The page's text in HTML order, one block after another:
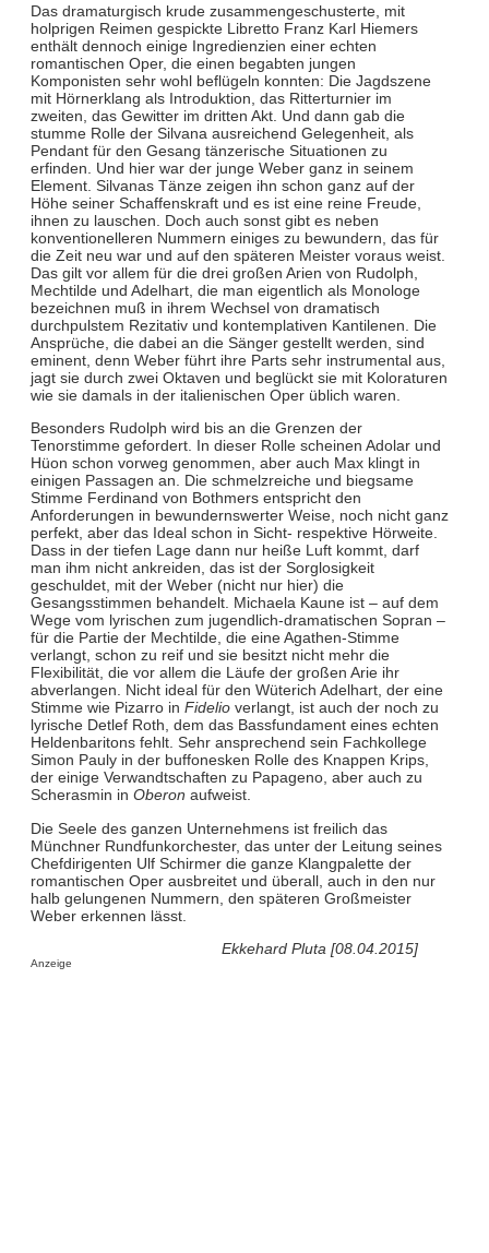
Das dramaturgisch krude zusammengeschusterte, mit
holprigen Reimen gespickte Libretto Franz Karl Hiemers
enthält dennoch einige Ingredienzien einer echten
romantischen Oper, die einen begabten jungen
Komponisten sehr wohl beflügeln konnten: Die Jagdszene
mit Hörnerklang als Introduktion, das Ritterturnier im
zweiten, das Gewitter im dritten Akt. Und dann gab die
stumme Rolle der Silvana ausreichend Gelegenheit, als
Pendant für den Gesang tänzerische Situationen zu
erfinden. Und hier war der junge Weber ganz in seinem
Element. Silvanas Tänze zeigen ihn schon ganz auf der
Höhe seiner Schaffenskraft und es ist eine reine Freude,
ihnen zu lauschen. Doch auch sonst gibt es neben
konventionelleren Nummern einiges zu bewundern, das für
die Zeit neu war und auf den späteren Meister voraus weist.
Das gilt vor allem für die drei großen Arien von Rudolph,
Mechtilde und Adelhart, die man eigentlich als Monologe
bezeichnen muß in ihrem Wechsel von dramatisch
durchpulstem Rezitativ und kontemplativen Kantilenen. Die
Ansprüche, die dabei an die Sänger gestellt werden, sind
eminent, denn Weber führt ihre Parts sehr instrumental aus,
jagt sie durch zwei Oktaven und beglückt sie mit Koloraturen
wie sie damals in der italienischen Oper üblich waren.
Besonders Rudolph wird bis an die Grenzen der
Tenorstimme gefordert. In dieser Rolle scheinen Adolar und
Hüon schon vorweg genommen, aber auch Max klingt in
einigen Passagen an. Die schmelzreiche und biegsame
Stimme Ferdinand von Bothmers entspricht den
Anforderungen in bewundernswerter Weise, noch nicht ganz
perfekt, aber das Ideal schon in Sicht- respektive Hörweite.
Dass in der tiefen Lage dann nur heiße Luft kommt, darf
man ihm nicht ankreiden, das ist der Sorglosigkeit
geschuldet, mit der Weber (nicht nur hier) die
Gesangsstimmen behandelt. Michaela Kaune ist – auf dem
Wege vom lyrischen zum jugendlich-dramatischen Sopran –
für die Partie der Mechtilde, die eine Agathen-Stimme
verlangt, schon zu reif und sie besitzt nicht mehr die
Flexibilität, die vor allem die Läufe der großen Arie ihr
abverlangen. Nicht ideal für den Wüterich Adelhart, der eine
Stimme wie Pizarro in Fidelioverlangt, ist auch der noch zu
lyrische Detlef Roth, dem das Bassfundament eines echten
Heldenbaritons fehlt. Sehr ansprechend sein Fachkollege
Simon Pauly in der buffonesken Rolle des Knappen Krips,
der einige Verwandtschaften zu Papageno, aber auch zu
Scherasmin in Oberon aufweist.
Die Seele des ganzen Unternehmens ist freilich das
Münchner Rundfunkorchester, das unter der Leitung seines
Chefdirigenten Ulf Schirmer die ganze Klangpalette der
romantischen Oper ausbreitet und überall, auch in den nur
halb gelungenen Nummern, den späteren Großmeister
Weber erkennen lässt.
Ekkehard Pluta [08.04.2015]
Anzeige